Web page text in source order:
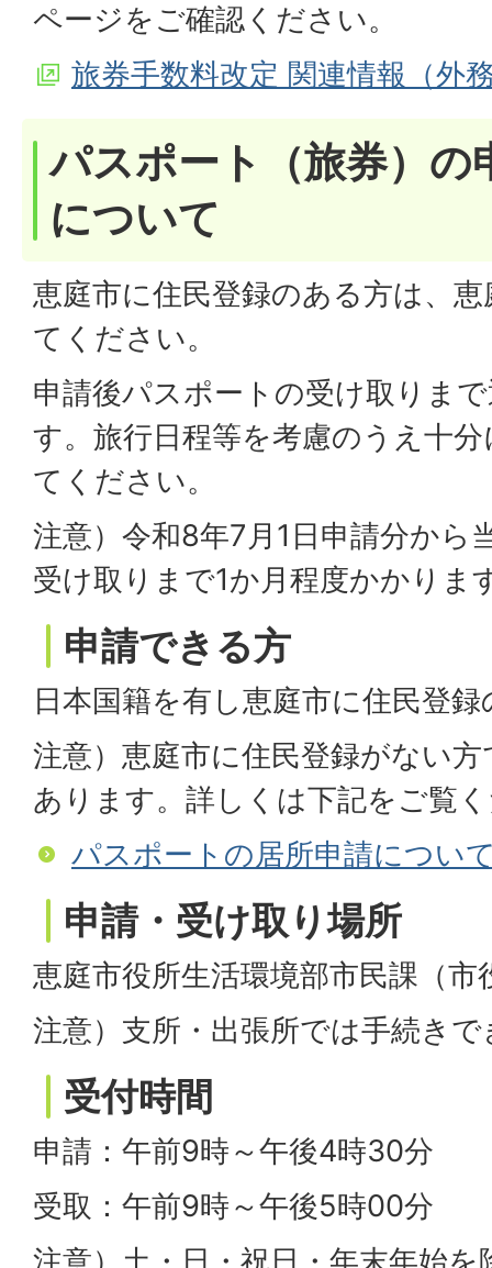
ページをご確認ください。
旅券手数料改定 関連情報（外
パスポート（旅券）の
について
恵庭市に住民登録のある方は、
てください。
申請後パスポートの受け取りま
す。旅行日程等を考慮のうえ十
てください。
注意）令和8年7月1日申請分から
受け取りまで1か月程度かかりま
申請できる方
日本国籍を有し恵庭市に住民登
注意）恵庭市に住民登録がない
あります。詳しくは下記をご覧
パスポートの居所申請につい
申請・受け取り場所
恵庭市役所生活環境部市民課（市
注意）支所・出張所では手続き
受付時間
申請：午前9時～午後4時30分
受取：午前9時～午後5時00分